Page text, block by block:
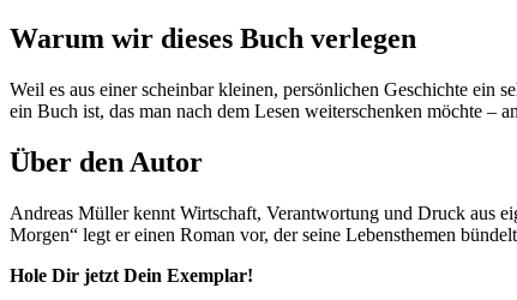
Warum wir dieses Buch verlegen
Weil es aus einer scheinbar kleinen, persönlichen Geschichte ein
ein Buch ist, das man nach dem Lesen weiterschenken möchte –
Über den Autor
Andreas Müller kennt Wirtschaft, Verantwortung und Druck aus
Morgen“ legt er einen Roman vor, der seine Lebensthemen
Hole Dir jetzt Dein Exemplar!